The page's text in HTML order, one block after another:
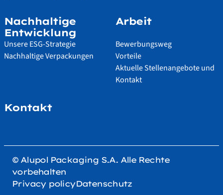
Nachhaltige
Entwicklung
Unsere ESG-Strategie
Nachhaltige Verpackungen
Arbeit
Bewerbungsweg
Vorteile
Aktuelle Stellenangebote und
Kontakt
Kontakt
© Alupol Packaging S.A. Alle Rechte
vorbehalten
Privacy policyDatenschutz